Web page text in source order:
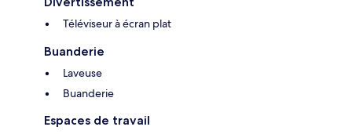
Téléviseur à écran plat
Buanderie
Laveuse
Buanderie
Espaces de travail